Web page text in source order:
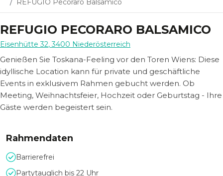
REFUGIO Pecoraro Balsamico
REFUGIO PECORARO BALSAMICO
Eisenhütte 32,3400 Niederösterreich
Genießen Sie Toskana-Feeling vor den Toren Wiens: Diese
idyllische Location kann für private und geschäftliche
Events in exklusivem Rahmen gebucht werden. Ob
Meeting, Weihnachtsfeier, Hochzeit oder Geburtstag - Ihre
Gäste werden begeistert sein.
Rahmendaten
Barrierefrei
Partytauglich bis 22 Uhr